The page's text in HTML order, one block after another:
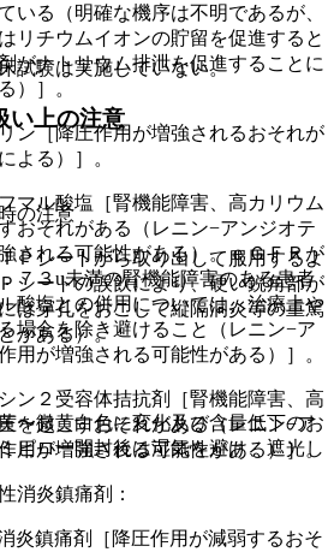
試験は実施していない。
い上の注意
の注意
Ｐシートから取り出して服用するよ
シートの誤飲により、硬い鋭角部が
は穿孔をおこして縦隔洞炎等の重篤
がある）。
〜微黄白色に変化及び含量低下のお
ピロー開封後は湿気を避け、遮光し
いる（明確な機序は不明であるが、
リチウムイオンの貯留を促進すると
がナトリウム排泄を促進することに
）］。
ン［降圧作用が増強されるおそれが
よる）］。
マル酸塩［腎機能障害、高カリウム
おそれがある（レニン−アンジオテ
される可能性がある）。ｅＧＦＲが
７３u未満の腎機能障害のある患者
酸塩との併用については、治療上や
場合を除き避けること（レニン−ア
用が増強される可能性がある）］。
ン２受容体拮抗剤［腎機能障害、高
を起こすおそれがある（レニン−ア
用が増強される可能性がある）］。
消炎鎮痛剤：
炎鎮痛剤［降圧作用が減弱するおそ